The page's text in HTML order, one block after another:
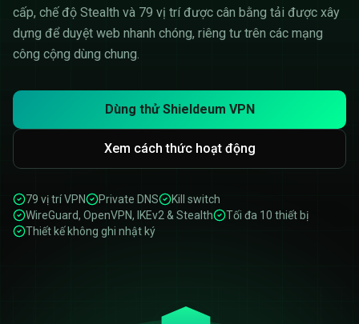
cấp, chế độ Stealth và 79 vị trí được cân bằng tải được xây
dựng để duyệt web nhanh chóng, riêng tư trên các mạng
công cộng dùng chung.
Dùng thử Shieldeum VPN
Xem cách thức hoạt động
79 vị trí VPN Private DNS
Kill switch
WireGuard, OpenVPN, IKEv2 & Stealth
Tối đa 10 thiết bị
Thiết kế không ghi nhật ký